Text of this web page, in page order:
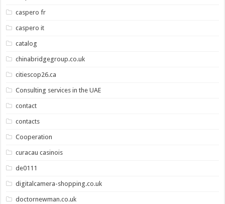
caspero fr
caspero it
catalog
chinabridgegroup.co.uk
citiescop26.ca
Consulting services in the UAE
contact
contacts
Cooperation
curacau casinois
de0111
digitalcamera-shopping.co.uk
doctornewman.co.uk